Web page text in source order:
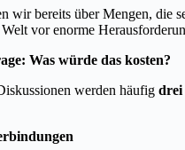
wir bereits über Mengen, die
vor enorme
Was würde das kosten?
werden häufig drei